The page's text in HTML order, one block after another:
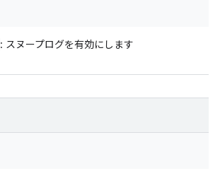
: スヌープログを有効にします